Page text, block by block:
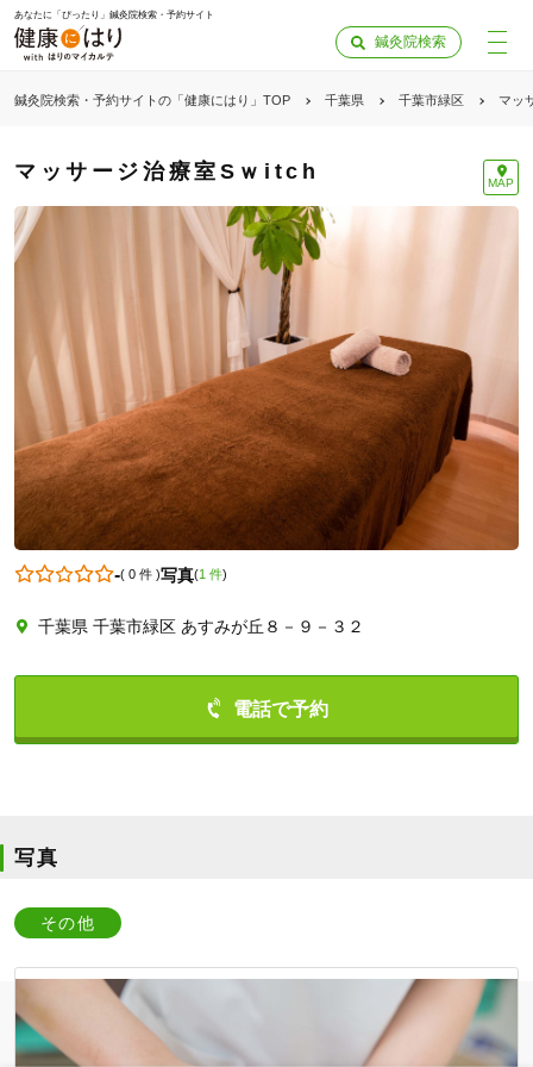
あなたに「ぴったり」鍼灸院検索・予約サイト
鍼灸院検索
鍼灸院検索・予約サイトの「健康にはり」TOP 千葉県 千葉市緑区 マッ
マッサージ治療室Sｗitch MAP
-( 0 件)写真(1 件)
千葉県 千葉市緑区 あすみが丘８－９－３２
写真
その他
「健康にはりを見た」
0432956773